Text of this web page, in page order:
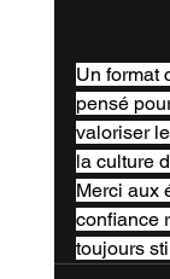
Un format
pensé
valoriser
la culture
Merci aux
confiance
toujours